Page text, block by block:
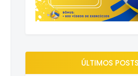
ÚLTIMOS POSTS